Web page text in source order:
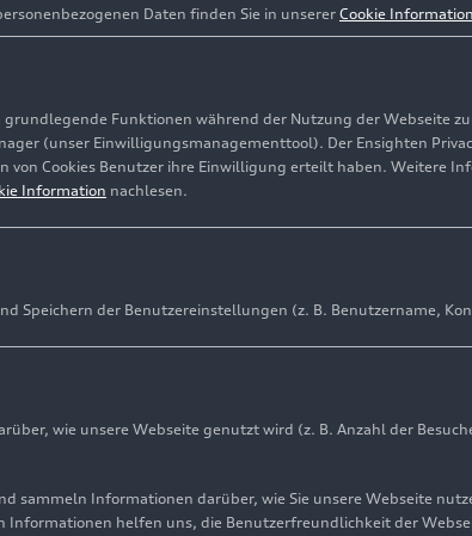
Daten finden Sie in unserer Cookie Information
Funktionen während der Nutzung der Webseite
(unser Einwilligungsmanagementtool). Der Ensighten
von Cookies Benutzer ihre Einwilligung erteilt haben. Weitere
Information nachlesen.
Speichern der Benutzereinstellungen (z. B. Benutzername,
wie unsere Webseite genutzt wird (z. B. Anzahl der
sammeln Informationen darüber, wie Sie unsere Webseite
Informationen helfen uns, die Benutzerfreundlichkeit der